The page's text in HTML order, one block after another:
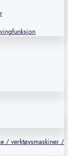
/ verktøysmaskiner /